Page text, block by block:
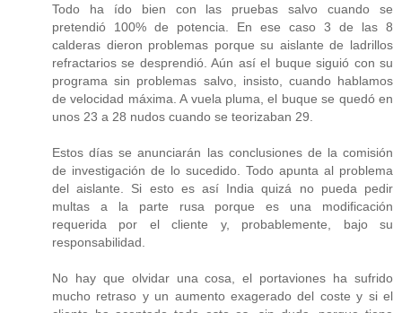
Todo ha ído bien con las pruebas salvo cuando se
pretendió 100% de potencia. En ese caso 3 de las 8
calderas dieron problemas porque su aislante de ladrillos
refractarios se desprendió. Aún así el buque siguió con su
programa sin problemas salvo, insisto, cuando hablamos
de velocidad máxima. A vuela pluma, el buque se quedó en
unos 23 a 28 nudos cuando se teorizaban 29.
Estos días se anunciarán las conclusiones de la comisión
de investigación de lo sucedido. Todo apunta al problema
del aislante. Si esto es así India quizá no pueda pedir
multas a la parte rusa porque es una modificación
requerida por el cliente y, probablemente, bajo su
responsabilidad.
No hay que olvidar una cosa, el portaviones ha sufrido
mucho retraso y un aumento exagerado del coste y si el